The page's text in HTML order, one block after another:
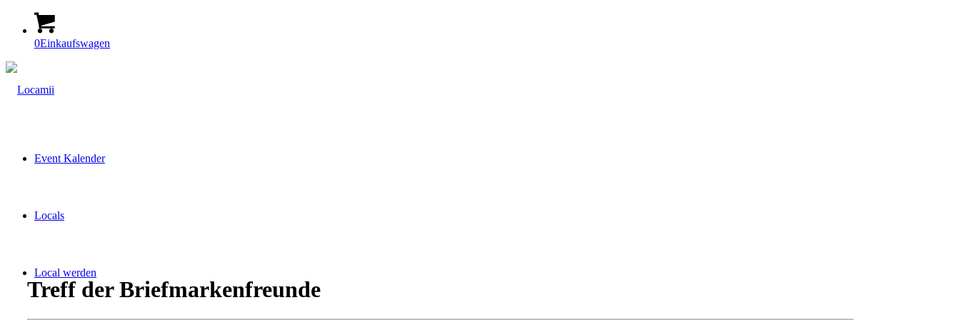
0Einkaufswagen
Event Kalender
Locals
Local werden
Treff der Briefmarkenfreunde